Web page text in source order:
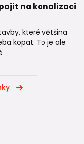
na kanalizaci
které většina
kopat. To je ale